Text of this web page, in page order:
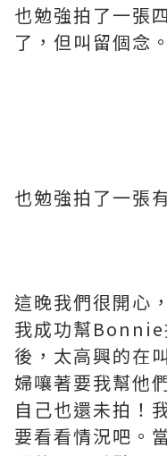
也勉強拍了一張
了，但叫留個念。
也勉強拍了一張
這晚我們很開心
我成功幫Bonnie
後，太高興的在
婦嚷著要我幫他
自己也還未拍！
要看看情況吧。